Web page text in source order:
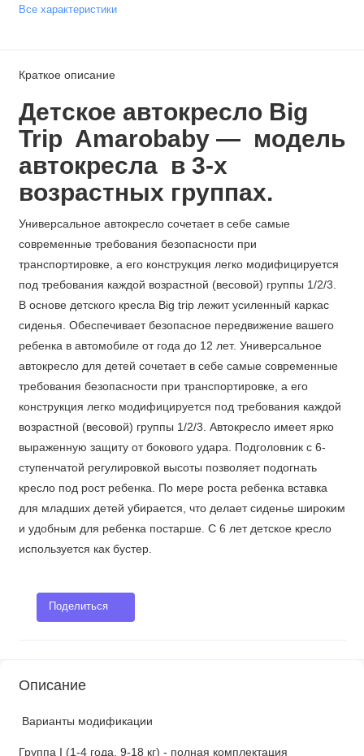
Все характеристики
Краткое описание
Детское автокресло Big
Trip Amarobaby — модель
автокресла в 3-х
возрастных группах.
Универсальное автокресло сочетает в себе самые
современные требования безопасности при
транспортировке, а его конструкция легко модифицируется
под требования каждой возрастной (весовой) группы 1/2/3.
В основе детского кресла Big trip лежит усиленный каркас
сиденья. Обеспечивает безопасное передвижение вашего
ребенка в автомобиле от года до 12 лет. Универсальное
автокресло для детей сочетает в себе самые современные
требования безопасности при транспортировке, а его
конструкция легко модифицируется под требования каждой
возрастной (весовой) группы 1/2/3. Автокресло имеет ярко
выраженную защиту от бокового удара. Подголовник с 6-
ступенчатой ​​регулировкой высоты позволяет подогнать
кресло под рост ребенка. По мере роста ребенка вставка
для младших детей убирается, что делает сиденье широким
и удобным для ребенка постарше. С 6 лет детское кресло
используется как бустер.
Поделиться
Описание
Варианты модификации
Группа I (1-4 года, 9-18 кг) - полная комплектация